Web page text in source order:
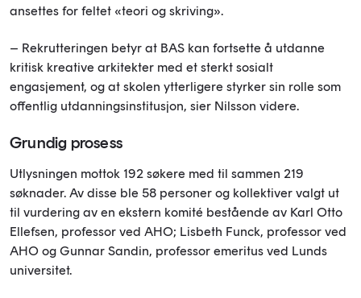
ansettes for feltet «teori og skriving».
– Rekrutteringen betyr at BAS kan fortsette å utdanne
kritisk kreative arkitekter med et sterkt sosialt
engasjement, og at skolen ytterligere styrker sin rolle som
offentlig utdanningsinstitusjon, sier Nilsson videre.
Grundig prosess
Utlysningen mottok 192 søkere med til sammen 219
søknader. Av disse ble 58 personer og kollektiver valgt ut
til vurdering av en ekstern komité bestående av Karl Otto
Ellefsen, professor ved AHO; Lisbeth Funck, professor ved
AHO og Gunnar Sandin, professor emeritus ved Lunds
universitet.